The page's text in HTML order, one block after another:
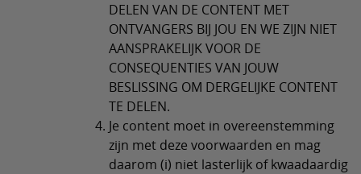
DELEN VAN DE CONTENT MET
ONTVANGERS BIJ JOU EN WE ZIJN NIET
AANSPRAKELIJK VOOR DE
CONSEQUENTIES VAN JOUW
BESLISSING OM DERGELIJKE CONTENT
TE DELEN.
Je content moet in overeenstemming
zijn met deze voorwaarden en mag
daarom (i) niet lasterlijk of kwaadaardig